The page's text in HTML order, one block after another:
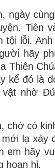
ngày
Tiên
tội lỗi.
hãy
Thiên
kể đó là
nhờ
chớ có
lạ xảy
em hãy
hoan hỉ.